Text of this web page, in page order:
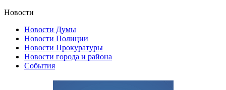
Новости
Новости Думы
Новости Полиции
Новости Прокуратуры
Новости города и района
События